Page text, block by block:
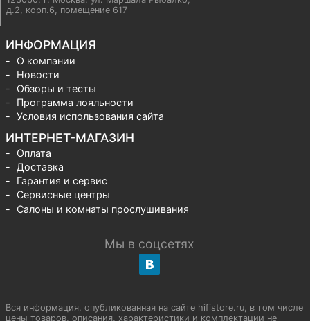
д.2, корп.6, помещение 617
ИНФОРМАЦИЯ
О компании
Новости
Обзоры и тесты
Программа лояльности
Условия использования сайта
ИНТЕРНЕТ-МАГАЗИН
Оплата
Доставка
Гарантия и сервис
Сервисные центры
Салоны и комнаты прослушивания
Мы в соцсетях
Вся информация, опубликованная на сайте hifistore.ru, в том числе
цены товаров, описания, характеристики и комплектации не